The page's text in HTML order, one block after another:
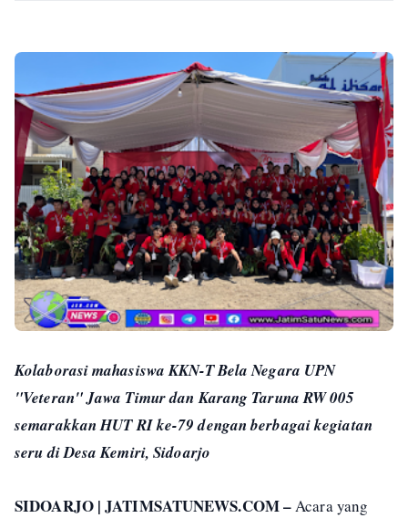
Kolaborasi mahasiswa KKN-T Bela Negara UPN
"Veteran" Jawa Timur dan Karang Taruna RW 005
semarakkan HUT RI ke-79 dengan berbagai kegiatan
seru di Desa Kemiri, Sidoarjo
SIDOARJO | JATIMSATUNEWS.COM –Acara yang